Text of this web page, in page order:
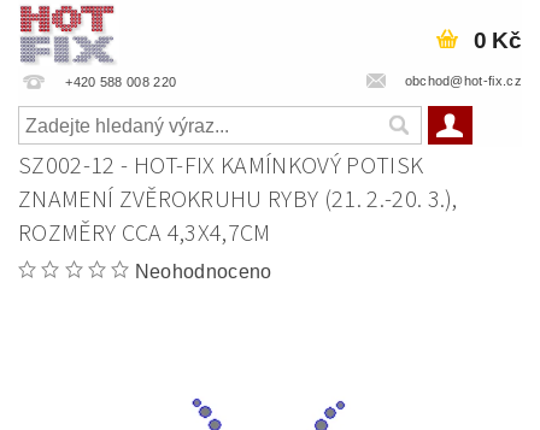
+420 588 008 220 obchod@hot-fix.cz
0 Kč
SZ002-12 - HOT-FIX KAMÍNKOVÝ POTISK
ZNAMENÍ ZVĚROKRUHU RYBY (21. 2.-20. 3.),
ROZMĚRY CCA 4,3X4,7CM
Neohodnoceno